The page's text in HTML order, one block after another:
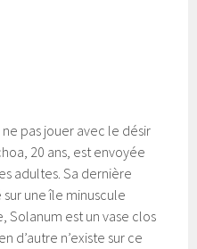
pas jouer avec le désir
20 ans, est envoyée
adultes. Sa dernière
une île minuscule
Solanum est un vase clos
d’autre n’existe sur ce